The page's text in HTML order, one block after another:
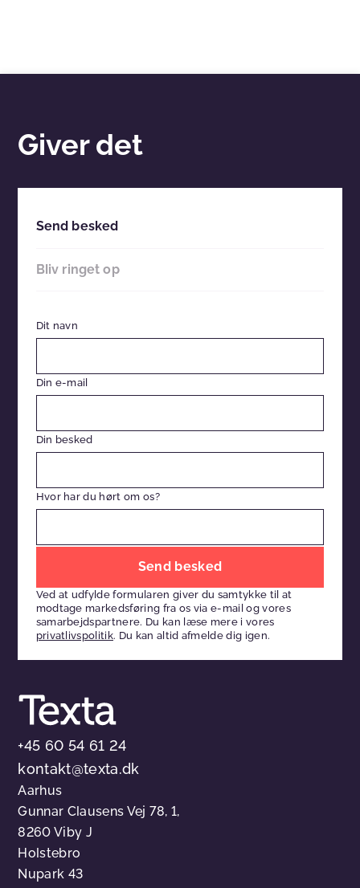
Giver det
Send besked
Bliv ringet op
Dit navn
Din e-mail
Din besked
Hvor har du hørt om os?
dette
felt
tomt
Ved at udfylde formularen giver du samtykke til at
modtage markedsføring fra os via e-mail og vores
samarbejdspartnere. Du kan læse mere i vores
privatlivspolitik. Du kan altid afmelde dig igen.
+45 60 54 61 24
kontakt@texta.dk
Aarhus
Gunnar Clausens Vej 78, 1,
8260 Viby J
Holstebro
Nupark 43